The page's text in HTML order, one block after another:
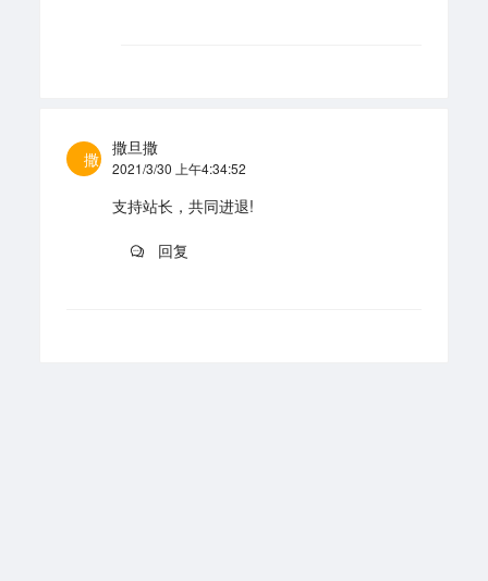
撒
撒旦撒
2021/3/30 上午4:34:52
支持站长，共同进退!
回复